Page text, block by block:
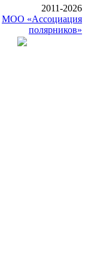
2011-2026
МОО «Ассоциация
полярников»